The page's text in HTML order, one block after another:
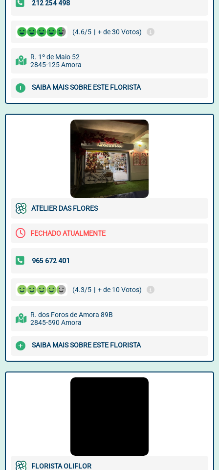
(4.6/5 | + de 30 Votos)
R. 1º de Maio 52
2845-125 Amora
SAIBA MAIS SOBRE ESTE FLORISTA
ATELIER DAS FLORES
FECHADO ATUALMENTE
(4.3/5 | + de 10 Votos)
R. dos Foros de Amora 89B
2845-590 Amora
SAIBA MAIS SOBRE ESTE FLORISTA
FLORISTA OLIFLOR